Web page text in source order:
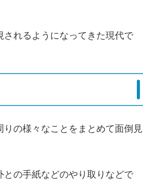
れるようになってきた現代で
の様々なことをまとめて面倒見
の手紙などのやり取りなどで